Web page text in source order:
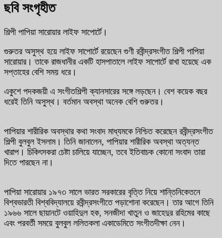
ছবি সংগৃহীত
শিল্পী পাপিয়া সারোয়ার লাইফ সাপোর্টে।
গুরুতর অসুস্থ হয়ে লাইফ সাপোর্টে রয়েছেন গুণী রবীন্দ্রসংগীত শিল্পী পাপিয়া
সারোয়ার। তাকে রাজধানীর একটি হাসপাতালে লাইফ সাপোর্টে রাখা হয়েছে এক
সপ্তাহের বেশি সময় ধরে।
একুশে পদকজয়ী এ সংগীতশিল্পী ক্যানসারের সঙ্গে লড়ছেন। বেশ কয়েক বছর
ধরেই তিনি অসুস্থ। বর্তমান অবস্থা অনেক বেশি গুরুতর।
পাপিয়ার শারীরিক অবস্থার কথা সংবাদ মাধ্যমকে নিশ্চিত করেছেন রবীন্দ্রসংগীত
শিল্পী বুলবুল ইসলাম। তিনি জানালেন, পাপিয়ার শারীরিক অবস্থা অত্যন্ত
খারাপ। চিকিৎসকরা চেষ্টা চালিয়ে যাচ্ছেন, তবে ইতিবাচক কোনো সংবাদ তারা
দিতে পারছেন না।
পাপিয়া সারোয়ার ১৯৭৩ সালে ভারত সরকারের বৃত্তি নিয়ে শান্তিনিকেতনে
বিশ্বভারতী বিশ্ববিদ্যালয়ে রবীন্দ্রসংগীতে পড়াশোনা করেছেন। তার আগে তিনি
১৯৬৬ সালে ছায়ানটে ওয়াহিদুল হক, সনজীদা খাতুন ও জাহেদুর রহিমের কাছে
এবং পরবর্তী সময়ে বুলবুল ললিতকলা একাডেমিতে সংগীতদীক্ষা নেন।